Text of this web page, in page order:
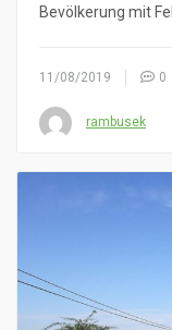
Bevölkerung mit
11/08/2019 0
rambusek